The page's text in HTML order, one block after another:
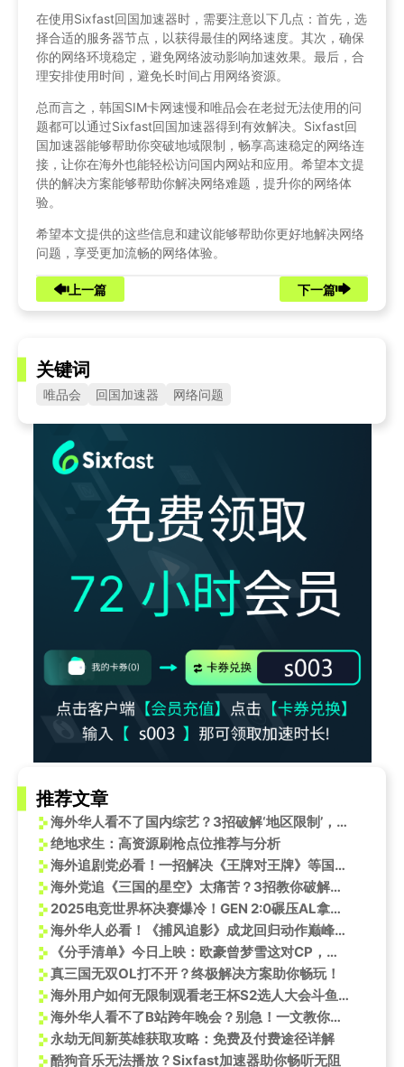
在使用Sixfast回国加速器时，需要注意以下几点：首先，选
择合适的服务器节点，以获得最佳的网络速度。其次，确保
你的网络环境稳定，避免网络波动影响加速效果。最后，合
理安排使用时间，避免长时间占用网络资源。
总而言之，韩国SIM卡网速慢和唯品会在老挝无法使用的问
题都可以通过Sixfast回国加速器得到有效解决。Sixfast回
国加速器能够帮助你突破地域限制，畅享高速稳定的网络连
接，让你在海外也能轻松访问国内网站和应用。希望本文提
供的解决方案能够帮助你解决网络难题，提升你的网络体
验。
希望本文提供的这些信息和建议能够帮助你更好地解决网络
问题，享受更加流畅的网络体验。
上一篇 下一篇
关键词
唯品会 回国加速器 网络问题
推荐文章
海外华人看不了国内综艺？3招破解‘地区限制’，追剧不再卡成PPT
绝地求生：高资源刷枪点位推荐与分析
海外追剧党必看！一招解决《王牌对王牌》等国内综艺播放限制
海外党追《三国的星空》太痛苦？3招教你破解地区限制，高清追剧无压力！
2025电竞世界杯决赛爆冷！GEN 2:0碾压AL拿赛点，海外华人如何突破地区限制看直播？
海外华人必看！《捕风追影》成龙回归动作巅峰，教你如何突破地区限制抢先看
《分手清单》今日上映：欧豪曾梦雪这对CP，用最疯的方式说爱你
真三国无双OL打不开？终极解决方案助你畅玩！
海外用户如何无限制观看老王杯S2选人大会斗鱼直播？
海外华人看不了B站跨年晚会？别急！一文教你如何解锁2025最美的夜
永劫无间新英雄获取攻略：免费及付费途径详解
酷狗音乐无法播放？Sixfast加速器助你畅听无阻